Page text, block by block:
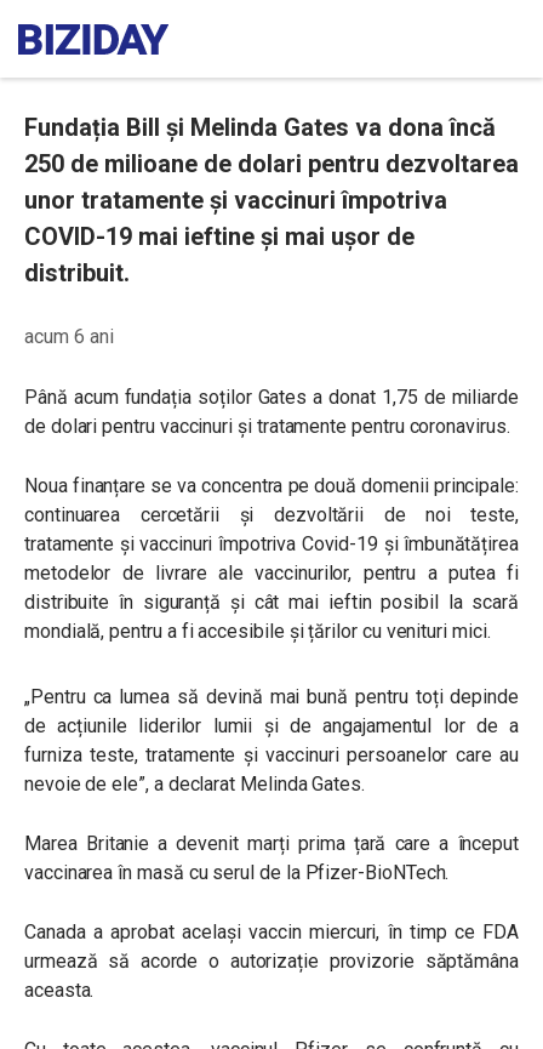
Fundația Bill și Melinda Gates va dona încă
250 de milioane de dolari pentru dezvoltarea
unor tratamente și vaccinuri împotriva
COVID-19 mai ieftine și mai ușor de
distribuit.
acum 6 ani
Până acum fundația soților Gates a donat 1,75 de miliarde
de dolari pentru vaccinuri și tratamente pentru coronavirus.
Noua finanțare se va concentra pe două domenii principale:
continuarea cercetării și dezvoltării de noi teste,
tratamente și vaccinuri împotriva Covid-19 și îmbunătățirea
metodelor de livrare ale vaccinurilor, pentru a putea fi
distribuite în siguranță și cât mai ieftin posibil la scară
mondială, pentru a fi accesibile și țărilor cu venituri mici.
„Pentru ca lumea să devină mai bună pentru toți depinde
de acțiunile liderilor lumii și de angajamentul lor de a
furniza teste, tratamente și vaccinuri persoanelor care au
nevoie de ele”, a declarat Melinda Gates.
Marea Britanie a devenit marți prima țară care a început
vaccinarea în masă cu serul de la Pfizer-BioNTech.
Canada a aprobat același vaccin miercuri, în timp ce FDA
urmează să acorde o autorizație provizorie săptămâna
aceasta.